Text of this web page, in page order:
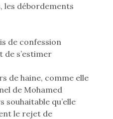
les débordements
de confession
s’estimer
de haine, comme elle
de Mohamed
souhaitable qu’elle
le rejet de